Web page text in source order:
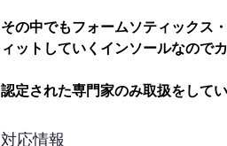
その中でもフォームソティックス
ィットしていくインソールなので
認定された専門家のみ取扱をして
対応情報